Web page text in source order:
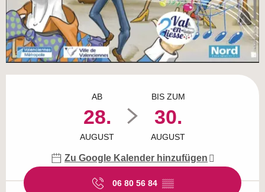
AB
28.
AUGUST
BIS ZUM
30.
AUGUST
Zu Google Kalender hinzufügen
06 80 56 84 ▒▒